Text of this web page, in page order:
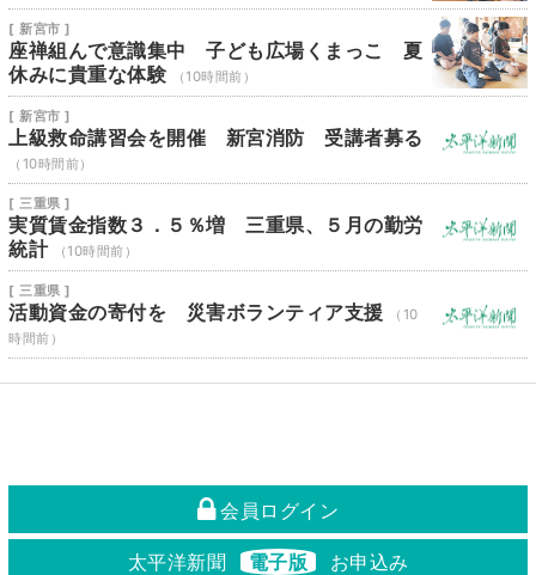
[ 新宮市 ]
座禅組んで意識集中 子ども広場くまっこ 夏
休みに貴重な体験
（10時間前）
[ 新宮市 ]
上級救命講習会を開催 新宮消防 受講者募る
（10時間前）
[ 三重県 ]
実質賃金指数３．５％増 三重県、５月の勤労
統計
（10時間前）
[ 三重県 ]
活動資金の寄付を 災害ボランティア支援
（10
時間前）
会員ログイン
太平洋新聞 電子版
お申込み